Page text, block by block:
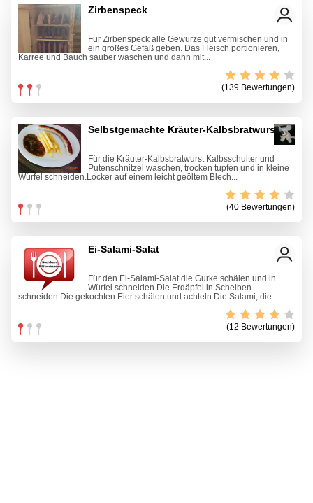
Zirbenspeck
Für Zirbenspeck alle Gewürze gut vermischen und in
ein großes Gefäß geben. Das Fleisch portionieren,
Karree und Bauch sauber waschen und dann mit...
(139 Bewertungen)
Selbstgemachte Kräuter-Kalbsbratwurst
Für die Kräuter-Kalbsbratwurst Kalbsschulter und
Putenschnitzel waschen, trocken tupfen und in kleine
Würfel schneiden.Locker auf einem leicht geöltem Blech...
(40 Bewertungen)
Ei-Salami-Salat
Für den Ei-Salami-Salat die Gurke schälen und in
Würfel schneiden.Die Erdäpfel in Scheiben
schneiden.Die gekochten Eier schälen und achteln.Die Salami, die...
(12 Bewertungen)